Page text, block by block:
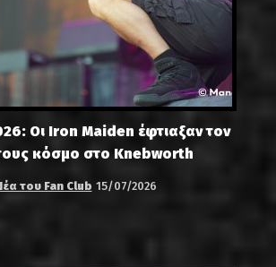
Οι Iron Maiden έφτιαξαν τον
κόσμο στο Knebworth
του Fan Club 15/07/2026